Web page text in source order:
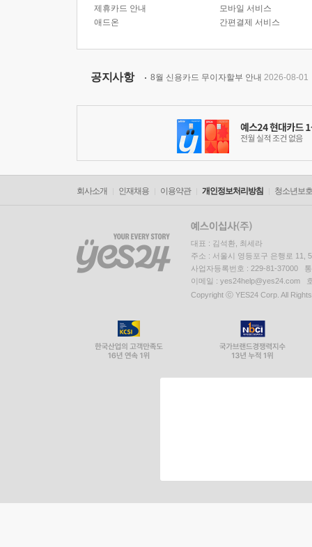
제휴카드 안내
애드온
모바일 서비스
간편결제 서비스
공지사항 8월 신용카드 무이자할부 안내 2026-08-01
회사소개 인재채용 이용약관 개인정보처리방침 청소년보
대표 : 김석환, 최세라
주소 : 서울시 영등포구 은행로 11,
사업자등록번호 : 229-81-37000
이메일 : yes24help@yes24.com
Copyright ⓒ YES24 Corp. All